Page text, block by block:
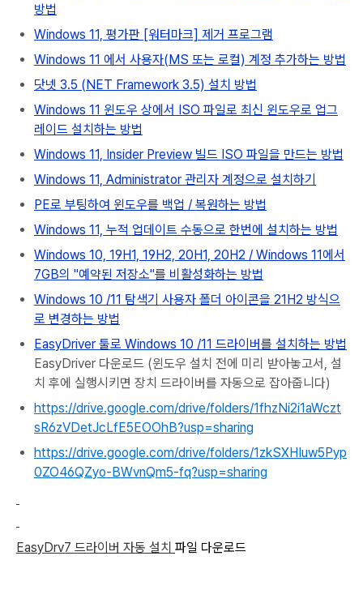
방법
Windows 11, 평가판 [워터마크] 제거 프로그램
Windows 11 에서 사용자(MS 또는 로컬) 계정 추가하는 방법
닷넷 3.5 (NET Framework 3.5) 설치 방법
Windows 11 윈도우 상에서 ISO 파일로 최신 윈도우로 업그
레이드 설치하는 방법
Windows 11, Insider Preview 빌드 ISO 파일을 만드는 방법
Windows 11, Administrator 관리자 계정으로 설치하기
PE로 부팅하여 윈도우를 백업 / 복원하는 방법
Windows 11, 누적 업데이트 수동으로 한번에 설치하는 방법
Windows 10, 19H1, 19H2, 20H1, 20H2 / Windows 11에서
7GB의 "예약된 저장소"를 비활성화하는 방법
Windows 10 /11 탐색기 사용자 폴더 아이콘을 21H2 방식으
로 변경하는 방법
EasyDriver 툴로 Windows 10 /11 드라이버를 설치하는 방법
EasyDriver 다운로드 (윈도우 설치 전에 미리 받아놓고서, 설
치 후에 실행시키면 장치 드라이버를 자동으로 잡아줍니다)
https://drive.google.com/drive/folders/1fhzNi2i1aWczt
sR6zVDetJcLfE5EOOhB?usp=sharing
https://drive.google.com/drive/folders/1zkSXHIuw5Pyp
0ZO46QZyo-BWvnQm5-fq?usp=sharing
EasyDrv7 드라이버 자동 설치 파일 다운로드